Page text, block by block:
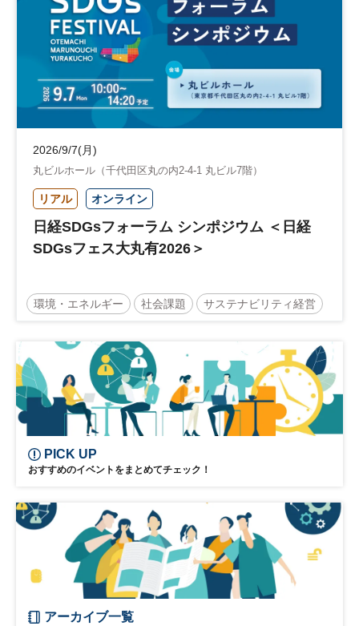
2026/9/7(月)
丸ビルホール（千代田区丸の内2-4-1 丸ビル7階）
リアル オンライン
日経SDGsフォーラム シンポジウム ＜日経
SDGsフェス大丸有2026＞
環境・エネルギー 社会課題 サステナビリティ経営
日経SDGsフォーラム サステナブル SDGs
グローバル 参加無料
PICK UP
おすすめのイベントをまとめてチェック！
アーカイブ一覧